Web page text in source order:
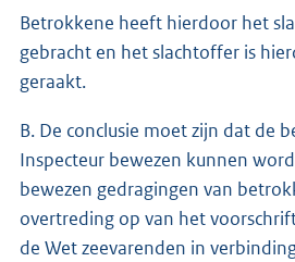
Betrokkene heeft hierdoor het
gebracht en het slachtoffer is
geraakt.
B. De conclusie moet zijn dat de
Inspecteur bewezen kunnen
bewezen gedragingen van
overtreding op van het
de Wet zeevarenden in